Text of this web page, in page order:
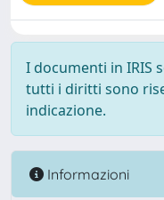
I documenti in IRIS
tutti i diritti sono
indicazione.
Informazioni